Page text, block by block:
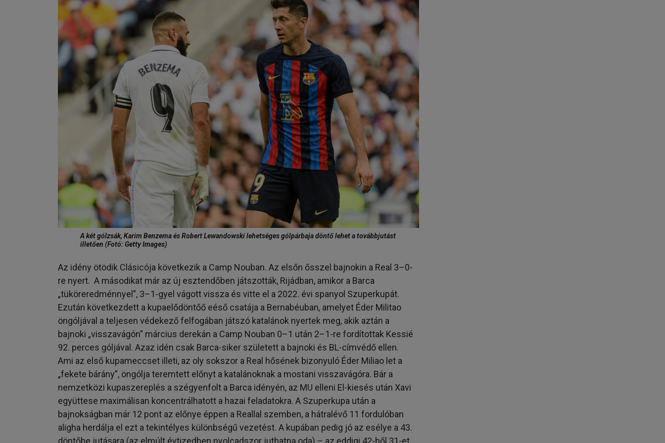
A két gólzsák, Karim Benzema és Robert Lewandowski lehetséges gólpárbaja döntő lehet a továbbjutást
illetően (Fotó: Getty Images)
Az idény ötödik Clásicója következik a Camp Nouban. Az elsőn ősszel bajnokin a Real 3–0-
re nyert. A másodikat már az új esztendőben játszották, Rijádban, amikor a Barca
„tüköreredménnyel”, 3–1-gyel vágott vissza és vitte el a 2022. évi spanyol Szuperkupát.
Ezután következdett a kupaelődöntőő eéső csatája a Bernabéuban, amelyet Éder Militao
öngóljával a teljesen védekező felfogában játszó katalánok nyertek meg, akik aztán a
bajnoki „visszavágón” március derekán a Camp Nouban 0–1 után 2–1-re fordítottak Kessié
92. perces góljával. Azaz idén csak Barca-siker született a bajnoki és BL-címvédő ellen.
Ami az első kupameccset illeti, az oly sokszor a Real hősének bizonyuló Éder Miliao let a
„fekete bárány”, öngólja teremtett előnyt a katalánoknak a mostani visszavágóra. Bár a
nemzetközi kupaszereplés a szégyenfolt a Barca idényén, az MU elleni El-kiesés után Xavi
együttese maximálisan koncentrálhatott a hazai feladatokra. A Szuperkupa után a
bajnokságban már 12 pont az előnye éppen a Reallal szemben, a hátralévő 11 fordulóban
aligha herdálja el ezt a tekintélyes különbségű vezetést. A kupában pedig jó az esélye a 43.
döntőbe jutásara (az elmúlt évtizedben nyolcadszor juthatna oda) – az eddigi 42-ből 31-et